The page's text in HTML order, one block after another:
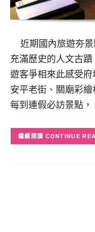
近期國內旅遊夯景
充滿歷史的人文古
遊客爭相來此感受府
安平老街、關廟彩
每到連假必訪景點
CONTINUE